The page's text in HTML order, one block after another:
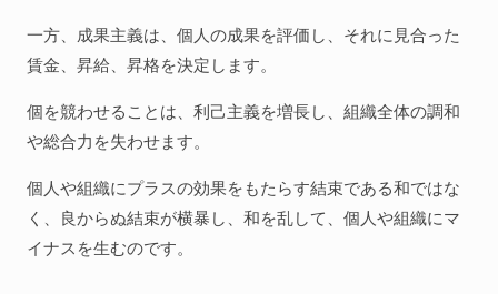
一方、成果主義は、個人の成果を評価し、それに見合った
賃金、昇給、昇格を決定します。
個を競わせることは、利己主義を増長し、組織全体の調和
や総合力を失わせます。
個人や組織にプラスの効果をもたらす結束である和ではな
く、良からぬ結束が横暴し、和を乱して、個人や組織にマ
イナスを生むのです。